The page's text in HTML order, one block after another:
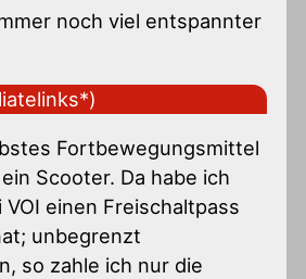
noch viel entspannter
Fortbewegungsmittel
Scooter. Da habe ich
einen Freischaltpass
unbegrenzt
so zahle ich nur die